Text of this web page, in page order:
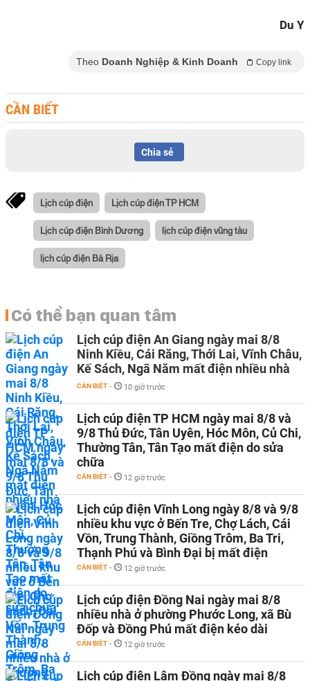
Du Y
Theo Doanh Nghiệp & Kinh Doanh Copy link
CẦN BIẾT
Chia sẻ
Lịch cúp điện Lịch cúp điện TP HCM
Lịch cúp điện Bình Dương lịch cúp điện vũng tàu
lịch cúp điện Bà Rịa
Có thể bạn quan tâm
Lịch cúp điện An Giang ngày mai 8/8
Ninh Kiều, Cái Răng, Thới Lai, Vĩnh Châu,
Kế Sách, Ngã Năm mất điện nhiều nhà
CẦN BIẾT - 10 giờ trước
Lịch cúp điện TP HCM ngày mai 8/8 và
9/8 Thủ Đức, Tân Uyên, Hóc Môn, Củ Chi,
Thường Tân, Tân Tạo mất điện do sửa
chữa
CẦN BIẾT - 12 giờ trước
Lịch cúp điện Vĩnh Long ngày 8/8 và 9/8
nhiều khu vực ở Bến Tre, Chợ Lách, Cái
Vồn, Trung Thành, Giồng Trôm, Ba Tri,
Thạnh Phú và Bình Đại bị mất điện
CẦN BIẾT - 12 giờ trước
Lịch cúp điện Đồng Nai ngày mai 8/8
nhiều nhà ở phường Phước Long, xã Bù
Đốp và Đồng Phú mất điện kéo dài
CẦN BIẾT - 12 giờ trước
Lịch cúp điện Lâm Đồng ngày mai 8/8